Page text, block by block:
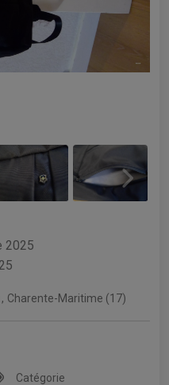
2025
, Charente-Maritime (17)
Catégorie